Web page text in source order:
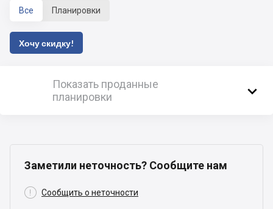
Все Планировки
Хочу скидку!
Показать проданные
планировки

Заметили неточность? Сообщите нам
 Сообщить о неточности